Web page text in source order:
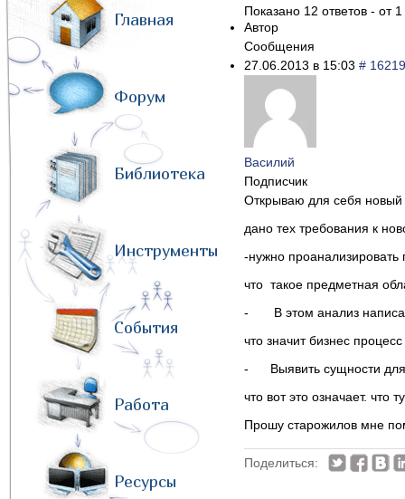
Главная
Форум
Библиотека
Инструменты
События
Работа
Ресурсы
Показано 12 ответов - от
Автор
Сообщения
27.06.2013 в 15:03 # 16219
Василий
Подписчик
Открываю для себя новый
дано тех требования к
-нужно проанализировать
что такое предметная
- В этом анализ
что значит бизнес
- Выявить сущности для
что вот это означает. что
Прошу старожилов мне
Поделиться: